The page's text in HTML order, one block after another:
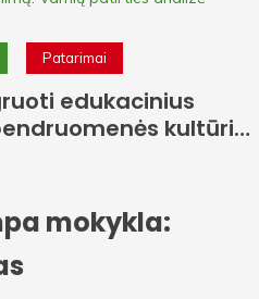
Patarimai
edukacinius
kultūrinį
analizė
mokykla: